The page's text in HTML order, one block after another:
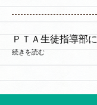
ＰＴＡ生徒指導部
続きを読む